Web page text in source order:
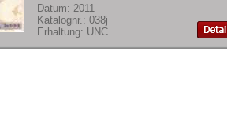
Datum: 2011
Katalognr.: 038j
Erhaltung: UNC